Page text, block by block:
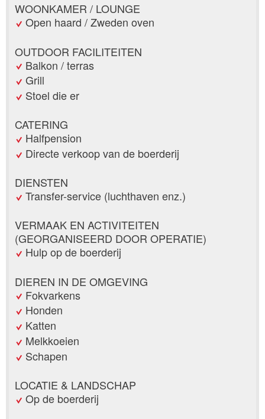
WOONKAMER / LOUNGE
Open haard / Zweden oven
OUTDOOR FACILITEITEN
Balkon / terras
Grill
Stoel die er
CATERING
Halfpension
Directe verkoop van de boerderij
DIENSTEN
Transfer-service (luchthaven enz.)
VERMAAK EN ACTIVITEITEN
(GEORGANISEERD DOOR OPERATIE)
Hulp op de boerderij
DIEREN IN DE OMGEVING
Fokvarkens
Honden
Katten
Melkkoeien
Schapen
LOCATIE & LANDSCHAP
Op de boerderij